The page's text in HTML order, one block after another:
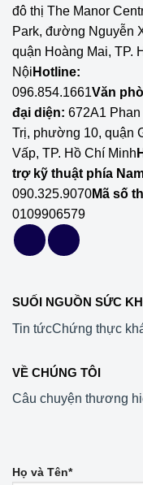
đô thị The Manor
Park, đường Nguyễn
quận Hoàng Mai, TP.
Nội Hotline:
096.854.1661Văn
đại diện: 672A1 Phan
Trị, phường 10, quận
Vấp, TP. Hồ Chí Minh
trợ kỹ thuật phía
090.325.9070Mã số
0109906579
SUỐI NGUỒN SỨC
Tin tứcChứng thực
VỀ CHÚNG TÔI
Câu chuyện thương
Họ và Tên*